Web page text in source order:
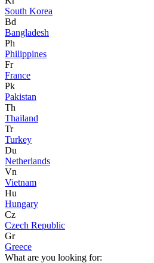
South Korea
Bd
Bangladesh
Ph
Philippines
Fr
France
Pk
Pakistan
Th
Thailand
Tr
Turkey
Du
Netherlands
Vn
Vietnam
Hu
Hungary
Cz
Czech Republic
Gr
Greece
What are you looking for: